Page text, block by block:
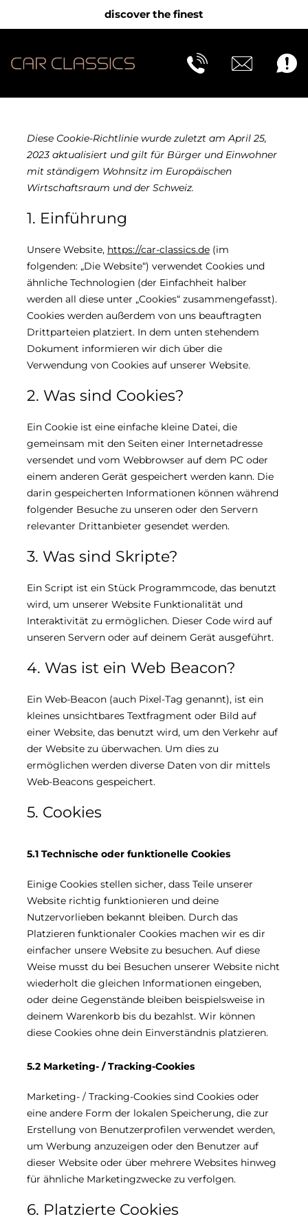
Inhalt
springen
discover the finest
Diese Cookie-Richtlinie wurde zuletzt am April 25,
2023 aktualisiert und gilt für Bürger und Einwohner
mit ständigem Wohnsitz im Europäischen
Wirtschaftsraum und der Schweiz.
1. Einführung
Unsere Website, https://car-classics.de(im
folgenden: „Die Website“) verwendet Cookies und
ähnliche Technologien (der Einfachheit halber
werden all diese unter „Cookies“ zusammengefasst).
Cookies werden außerdem von uns beauftragten
Drittparteien platziert. In dem unten stehendem
Dokument informieren wir dich über die
Verwendung von Cookies auf unserer Website.
2. Was sind Cookies?
Ein Cookie ist eine einfache kleine Datei, die
gemeinsam mit den Seiten einer Internetadresse
versendet und vom Webbrowser auf dem PC oder
einem anderen Gerät gespeichert werden kann. Die
darin gespeicherten Informationen können während
folgender Besuche zu unseren oder den Servern
relevanter Drittanbieter gesendet werden.
3. Was sind Skripte?
Ein Script ist ein Stück Programmcode, das benutzt
wird, um unserer Website Funktionalität und
Interaktivität zu ermöglichen. Dieser Code wird auf
unseren Servern oder auf deinem Gerät ausgeführt.
4. Was ist ein Web Beacon?
Ein Web-Beacon (auch Pixel-Tag genannt), ist ein
kleines unsichtbares Textfragment oder Bild auf
einer Website, das benutzt wird, um den Verkehr auf
der Website zu überwachen. Um dies zu
ermöglichen werden diverse Daten von dir mittels
Web-Beacons gespeichert.
5. Cookies
5.1 Technische oder funktionelle Cookies
Einige Cookies stellen sicher, dass Teile unserer
Website richtig funktionieren und deine
Nutzervorlieben bekannt bleiben. Durch das
Platzieren funktionaler Cookies machen wir es dir
einfacher unsere Website zu besuchen. Auf diese
Weise musst du bei Besuchen unserer Website nicht
wiederholt die gleichen Informationen eingeben,
oder deine Gegenstände bleiben beispielsweise in
deinem Warenkorb bis du bezahlst. Wir können
diese Cookies ohne dein Einverständnis platzieren.
5.2 Marketing- / Tracking-Cookies
Marketing- / Tracking-Cookies sind Cookies oder
eine andere Form der lokalen Speicherung, die zur
Erstellung von Benutzerprofilen verwendet werden,
um Werbung anzuzeigen oder den Benutzer auf
dieser Website oder über mehrere Websites hinweg
für ähnliche Marketingzwecke zu verfolgen.
6. Platzierte Cookies